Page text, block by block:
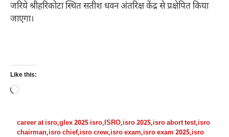
जरिये श्रीहरिकोटा स्थित सतीश धवन अंतरिक्ष केंद्र से प्रक्षेपित किया
जाएगा।
Like this:
Loading…
career at isro,glex 2025 isro,ISRO,isro 2025,isro abort test,isro
chairman,isro chief,isro crew,isro exam,isro exam 2025,isro